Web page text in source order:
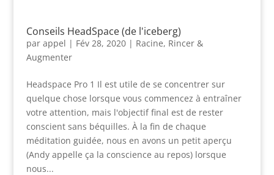
Conseils HeadSpace (de l'iceberg)
par appel | Fév 28, 2020| Racine, Rincer &
Augmenter
Headspace Pro 1 Il est utile de se concentrer sur
quelque chose lorsque vous commencez à entraîner
votre attention, mais l'objectif final est de rester
conscient sans béquilles. À la fin de chaque
méditation guidée, nous en avons un petit aperçu
(Andy appelle ça la conscience au repos) lorsque
nous...